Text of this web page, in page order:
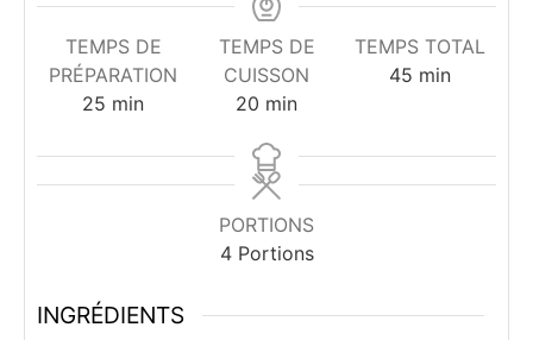
TEMPS DE
PRÉPARATION
25 minutes
min
TEMPS DE
CUISSON
20 minutes
min
TEMPS TOTAL
45minutes
min
PORTIONS
4 Portions
INGRÉDIENTS